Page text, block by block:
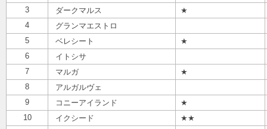
3
ダークマルス
★
4
グランマエストロ
5
ベレシート
★
6
イトシサ
7
マルガ
★
8
アルガルヴェ
9
コニーアイランド
★
10
イクシード
★★